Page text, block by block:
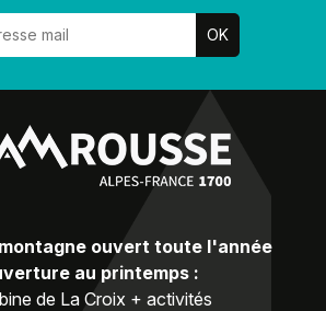
ouvert toute l'année
au printemps :
de La Croix + activités